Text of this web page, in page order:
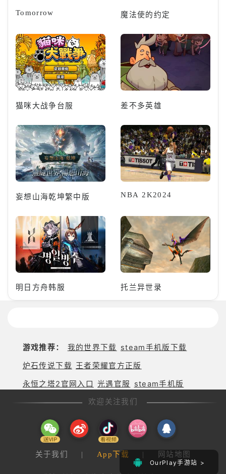
OurPlay手游站 >
Tomorrow 魔法使的约定
猫咪大战争台服 差不多英雄
妄想山海乾坤繁中版 NBA 2K2024
明日方舟韩服 托兰异世录
游戏推荐： 我的世界下载 steam手机版下载
炉石传说下载 王者荣耀官方正版
永恒之塔2官网入口 光遇官服
steam手机版
欢迎关注我们
关于我们 | App下载 | 网站地图